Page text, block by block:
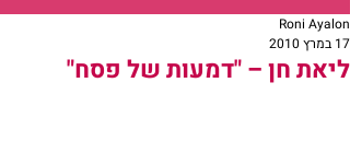
ליאת חן – "דמעות של פסח"
Roni Ayalon
17 במרץ 2010